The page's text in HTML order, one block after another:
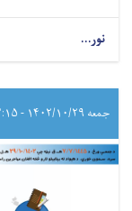
نور...
جمعه ۱۴۰۲/۱۰/۲۹ - ۲۳:۱۵